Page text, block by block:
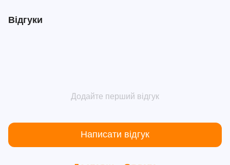
Відгуки
Додайте перший відгук
Написати відгук